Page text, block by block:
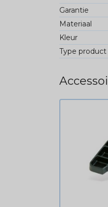
Garantie
Materiaal
Kleur
Type product